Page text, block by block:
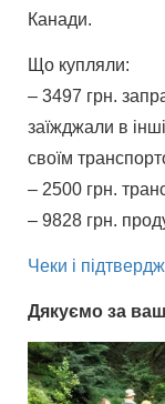
Канади.
Що купляли:
– 3497 грн.
заїжджали в
своїм
– 2500 грн.
– 9828 грн.
Чеки і
Дякуємо за